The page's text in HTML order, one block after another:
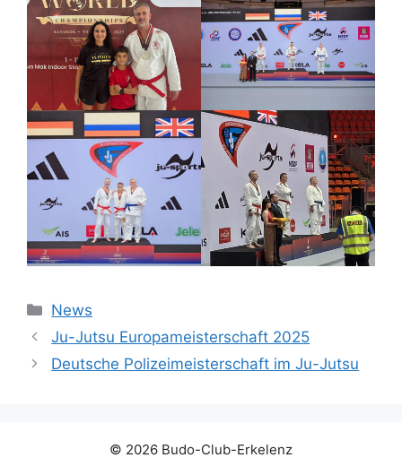
Kategorien
News
Ju-Jutsu Europameisterschaft 2025
Deutsche Polizeimeisterschaft im Ju-Jutsu
© 2026 Budo-Club-Erkelenz